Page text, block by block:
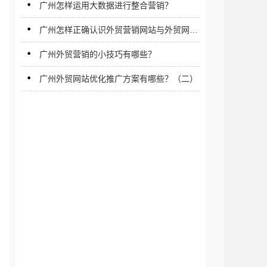
广州怎样运用大数据进行整合营销？
广州怎样正确认识外贸营销网站与外贸网络
广州外贸营销的小技巧有哪些？
广州外贸网站优化推广方案有哪些？（二）